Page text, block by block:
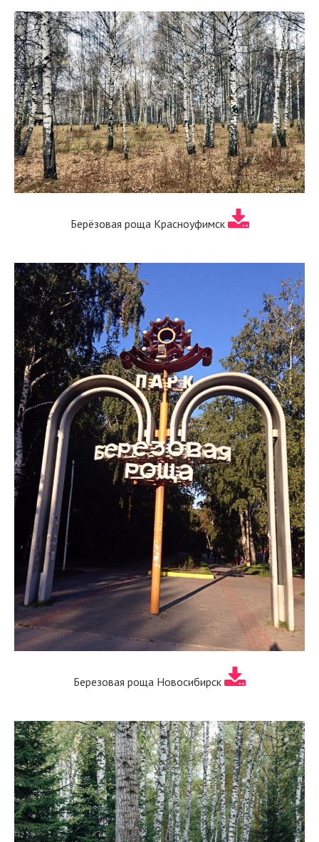
Берёзовая роща Красноуфимск
Березовая роща Новосибирск